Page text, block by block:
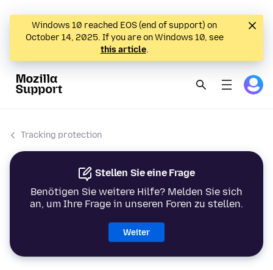
Windows 10 reached EOS (end of support) on
October 14, 2025. If you are on Windows 10, see
this article.
Tracking protection
Stellen Sie eine Frage
Benötigen Sie weitere Hilfe? Melden Sie sich
an, um Ihre Frage in unseren Foren zu stellen.
Weiter